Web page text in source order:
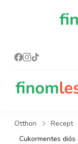
Otthon
Recept
Cukormentes